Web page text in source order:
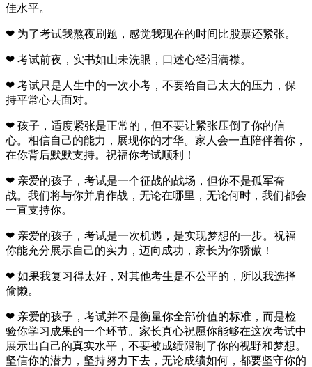
佳水平。
❤ 为了考试我熬夜刷题，感觉我现在的时间比股票还紧张。
❤ 考试前夜，实书如山未洗眼，口述心经泪满襟。
❤ 考试只是人生中的一次小考，不要给自己太大的压力，保
持平常心去面对。
❤ 孩子，适度紧张是正常的，但不要让紧张压倒了你的信
心。相信自己的能力，展现你的才华。家人会一直陪伴着你，
在你背后默默支持。祝福你考试顺利！
❤ 亲爱的孩子，考试是一个征战的战场，但你不是孤军奋
战。我们将与你并肩作战，无论在哪里，无论何时，我们都会
一直支持你。
❤ 亲爱的孩子，考试是一次机遇，是实现梦想的一步。祝福
你能充分展示自己的实力，迈向成功，家长为你骄傲！
❤ 如果我复习得太好，对其他考生是不公平的，所以我选择
偷懒。
❤ 亲爱的孩子，考试并不是衡量你全部价值的标准，而是检
验你学习成果的一个环节。家长真心祝愿你能够在这次考试中
展示出自己的真实水平，不要被成绩限制了你的视野和梦想。
坚信你的潜力，坚持努力下去，无论成绩如何，都要坚守你的